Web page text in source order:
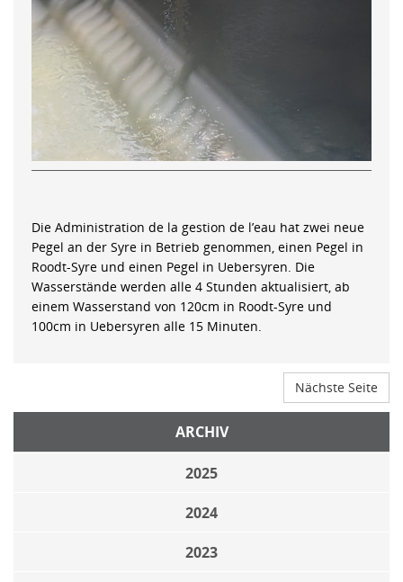
Die Administration de la gestion de l’eau hat zwei neue
Pegel an der Syre in Betrieb genommen, einen Pegel in
Roodt-Syre und einen Pegel in Uebersyren. Die
Wasserstände werden alle 4 Stunden aktualisiert, ab
einem Wasserstand von 120cm in Roodt-Syre und
100cm in Uebersyren alle 15 Minuten.
Nächste Seite
ARCHIV
2025
2024
2023